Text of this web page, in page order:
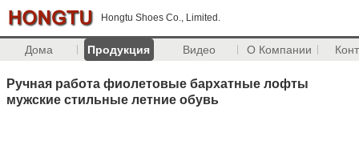
Hongtu Shoes Co., Limited.
Дома Продукция Видео О Компании
Ручная работа фиолетовые бархатные лофты
мужские стильные летние обувь